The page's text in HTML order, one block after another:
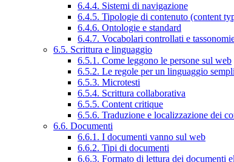
6.4.4. Sistemi di navigazione
6.4.5. Tipologie di contenuto (content
6.4.6. Ontologie e standard
6.4.7. Vocabolari controllati e
6.5. Scrittura e linguaggio
6.5.1. Come leggono le persone sul web
6.5.2. Le regole per un linguaggio
6.5.3. Microtesti
6.5.4. Scrittura collaborativa
6.5.5. Content critique
6.5.6. Traduzione e localizzazione dei
6.6. Documenti
6.6.1. I documenti vanno sul web
6.6.2. Tipi di documenti
6.6.3. Formato di lettura dei documenti